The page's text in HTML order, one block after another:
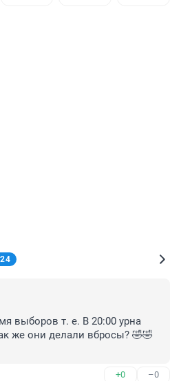
выборов т. е. В 20:00 урна
же они делали вбросы? 🤣🤣
+0 –0